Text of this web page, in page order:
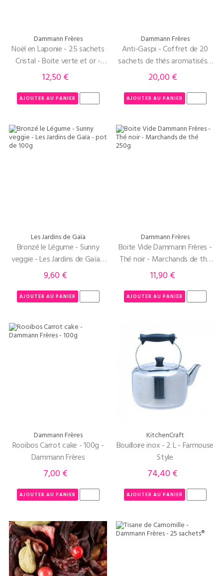
Dammann Frères
Noël en Laponie - 25 sachets
Cristal - Boite verte et or -
Dammann Frères
Prix
12,50 €
AJOUTER AU PANIER
Dammann Frères
Anti-Gaspi - Coffret de 20
sachets de thés aromatisés -
Désire - Dammann Frères
Prix
20,00 €
AJOUTER AU PANIER
Les Jardins de Gaïa
Bronzé le Légume - Sunny
veggie - Les Jardins de Gaïa -
pot de 100g
Prix
9,60 €
AJOUTER AU PANIER
Dammann Frères
Boite Vide Dammann Frères -
Thé noir - Marchands de thé
250g
Prix
11,90 €
AJOUTER AU PANIER
Dammann Frères
Rooibos Carrot cake - 100g -
Dammann Frères
Prix
7,00 €
AJOUTER AU PANIER
KitchenCraft
Bouilloire inox - 2 L - Farmouse
Style
Prix
74,40 €
AJOUTER AU PANIER